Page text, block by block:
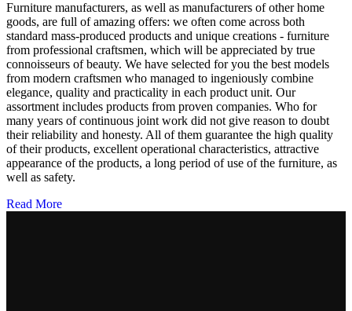
Furniture manufacturers, as well as manufacturers of other home
goods, are full of amazing offers: we often come across both
standard mass-produced products and unique creations - furniture
from professional craftsmen, which will be appreciated by true
connoisseurs of beauty. We have selected for you the best models
from modern craftsmen who managed to ingeniously combine
elegance, quality and practicality in each product unit. Our
assortment includes products from proven companies. Who for
many years of continuous joint work did not give reason to doubt
their reliability and honesty. All of them guarantee the high quality
of their products, excellent operational characteristics, attractive
appearance of the products, a long period of use of the furniture, as
well as safety.
Read More